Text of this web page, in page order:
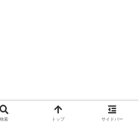
検索 トップ サイドバー